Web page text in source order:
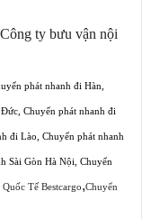
Công ty bưu vận nội
phát nhanh đi Hàn
Đức Chuyển phát nhanh đi
đi Lào Chuyển phát nhanh
Sài Gòn Hà Nội Chuyển
Tế Bestcargo,Chuyển